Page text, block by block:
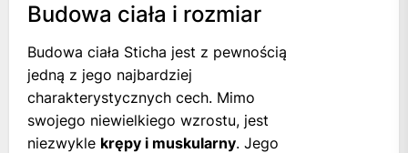
Budowa ciała i rozmiar
Budowa ciała Sticha jest z pewnością
jedną z jego najbardziej
charakterystycznych cech. Mimo
swojego niewielkiego wzrostu, jest
niezwykle krępy i muskularny. Jego